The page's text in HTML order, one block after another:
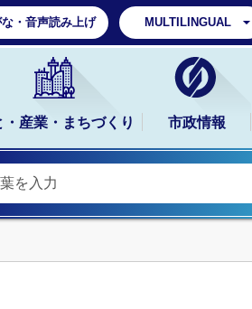
・音声読み上げ MULTILINGUAL
・産業・まちづくり 市政情報